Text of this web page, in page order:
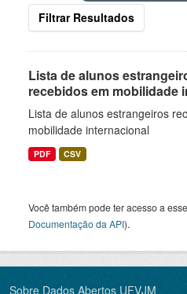
Filtrar Resultados
Lista de alunos
recebidos em mobilidade
Lista de alunos estrangeiros
mobilidade internacional
PDF CSV
Você também pode ter acesso a
Documentação da API).
Sobre Dados Abertos UFVJM